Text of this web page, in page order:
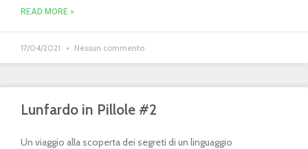
READ MORE »
17/04/2021 Nessun commento
Lunfardo in Pillole #2
Un viaggio alla scoperta dei segreti di un linguaggio